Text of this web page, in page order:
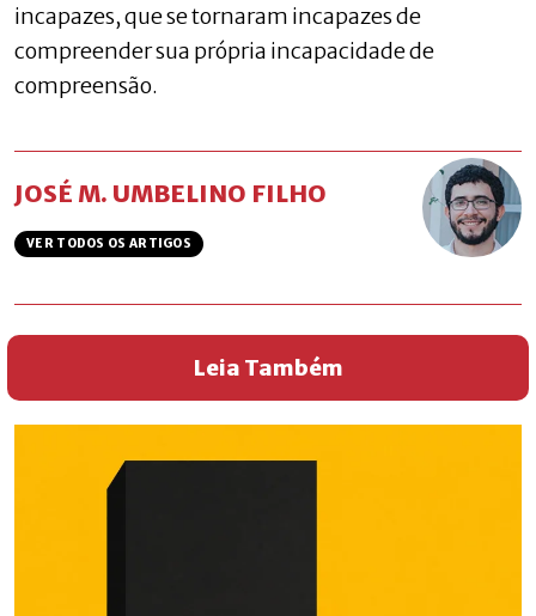
incapazes, que se tornaram incapazes de
compreender sua própria incapacidade de
compreensão.
JOSÉ M. UMBELINO FILHO
VER TODOS OS ARTIGOS
Leia Também